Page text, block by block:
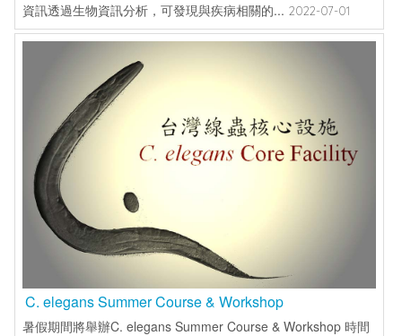
資訊透過生物資訊分析，可發現與疾病相關的... 2022-07-01
C. elegans Summer Course & Workshop
暑假期間將舉辦C. elegans Summer Course & Workshop 時間